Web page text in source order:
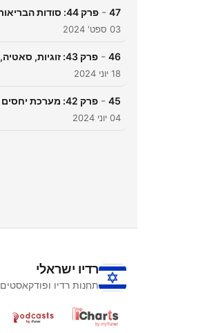
47
- פרק 44: סודות הבריאות הטבעית - מירב אלפנדרי
03 ספט' 2024
46
- פרק 43: זוגיות, סאטיה, כסף ופונדקאות - אור פקטור
18 יוני 2024
45
- פרק 42: מערכת יחסים עם כסף - רעות בק
04 יוני 2024
רדיו ישראלי
תחנות רדיו ופודקאסטים